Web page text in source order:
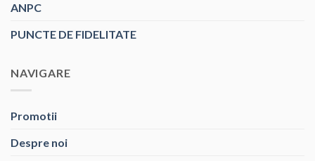
ANPC
PUNCTE DE FIDELITATE
NAVIGARE
Promotii
Despre noi